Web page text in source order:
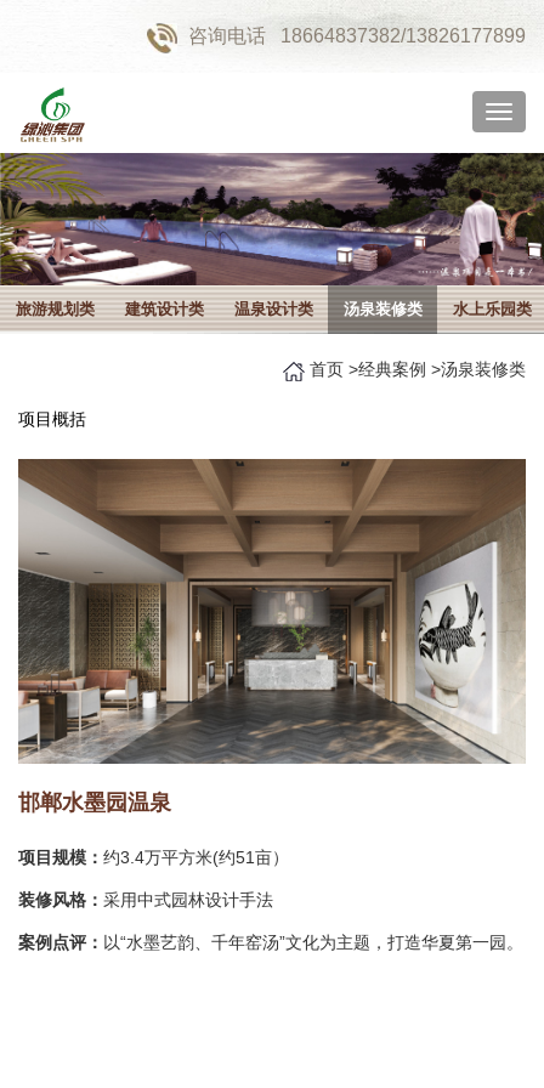
咨询电话 18664837382/13826177899
切
导
航
旅游规划类 建筑设计类 温泉设计类 汤泉装修类 水上乐园类
首页 >经典案例 >汤泉装修类
项目概括
邯郸水墨园温泉
项目规模： 约3.4万平方米(约51亩）
装修风格： 采用中式园林设计手法
案例点评： 以“水墨艺韵、千年窑汤”文化为主题，打造华夏第一园。